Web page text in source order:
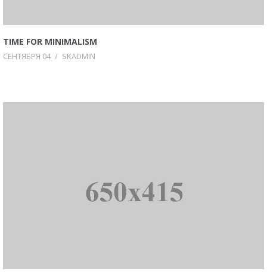
TIME FOR MINIMALISM
СЕНТЯБРЯ 04 / SKADMIN